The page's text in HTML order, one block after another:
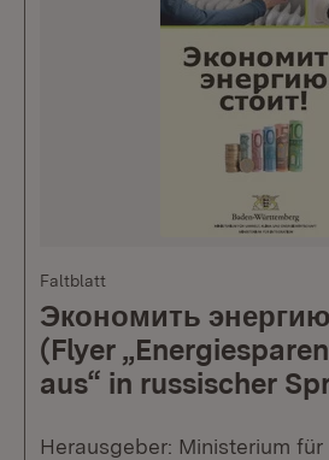
Faltblatt
Экономить
(Flyer
aus“ in russischer
Herausgeber: Ministerium